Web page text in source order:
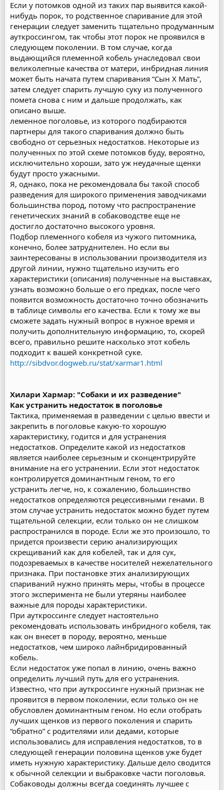
Если у потомков одной из таких пар выявится какой-
нибудь порок, то родственное спаривание для этой
генерации следует заменить тщательно продуманным
ауткроссингом, так чтобы этот порок не проявился в
следующем поколении. В том случае, когда
выдающийся племенной кобель унаследовал свои
великолепные качества от матери, инбридная линия
может быть начата путем спаривания “Сын Х Мать”,
затем следует спарить лучшую суку из полученного
помета снова с ним и дальше продолжать, как
описано выше.
леменное поголовье, из которого подбираются
партнеры для такого спаривания должно быть
свободно от серьезных недостатков. Некоторые из
полученных по этой схеме потомков буду, вероятно,
исключительно хороши, зато уж неудачные щенки
будут просто ужасными.
Я, однако, пока не рекомендовала бы такой способ
разведения для широкого применения заводчиками
большинства пород, потому что распространение
генетических знаний в собаководстве еще не
достигло достаточно высокого уровня.
Подбор племенного кобеля из чужого питомника,
конечно, более затруднителен. Но если вы
заинтересованы в использовании производителя из
другой линии, нужно тщательно изучить его
характеристики (описания) полученные на выставках,
узнать возможно больше о его предках, после чего
появится возможность достаточно точно обозначить
в таблице символы его качества. Если к тому же вы
сможете задать нужный вопрос в нужное время и
получить дополнительную информацию, то, скорей
всего, правильно решите насколько этот кобель
подходит к вашей конкретной суке.
http://sibdvor.dogweb.ru/stat/xarmar1.html
Хилари Хармар: "Собаки и их разведение"
Как устранить недостаток в поголовье
Тактика, применяемая в разведении с целью ввести и
закрепить в поголовье какую-то хорошую
характеристику, годится и для устранения
недостатков. Определите какой из недостатков
является наиболее серьезным и сконцентрируйте
внимание на его устранении. Если этот недостаток
контролируется доминантным геном, то его
устранить легче, но, к сожалению, большинство
недостатков определяются рецессивными генами. В
этом случае устранить недостаток можно будет путем
тщательной селекции, если только он не слишком
распространился в породе. Если же это произошло, то
придется произвести серию анализирующих
скрещиваний как для кобелей, так и для сук,
подозреваемых в качестве носителей нежелательного
признака. При постановке этих анализирующих
спариваний нужно принять меры, чтобы в процессе
этого эксперимента не были утеряны наиболее
важные для породы характеристики.
При ауткроссинге следует настоятельно
рекомендовать использовать инбридного кобеля, так
как он внесет в породу, вероятно, меньше
недостатков, чем широко лайнбридированный
кобель.
Если недостаток уже попал в линию, очень важно
определить лучший путь для его устранения.
Известно, что при ауткроссинге нужный признак не
проявится в первом поколении, если только он не
обусловлен доминантным геном. Но если отобрать
лучших щенков из первого поколения и спарить
“обратно” с родителями или дедами, которые
использовались для исправления недостатков, то в
следующей генерации половина щенков уже будет
иметь нужную характеристику. Дальше дело сводится
к обычной селекции и выбраковке части поголовья.
Собаководы должны всегда соединять лучшее с